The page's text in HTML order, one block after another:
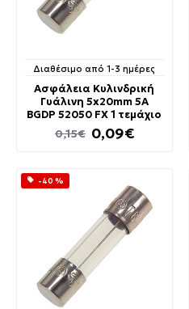
Διαθέσιμο από 1-3 ημέρες
Ασφάλεια Κυλινδρική
Γυάλινη 5x20mm 5A
BGDP 52050 FX 1 τεμάχιο
0,09€
0,15€
-40 %